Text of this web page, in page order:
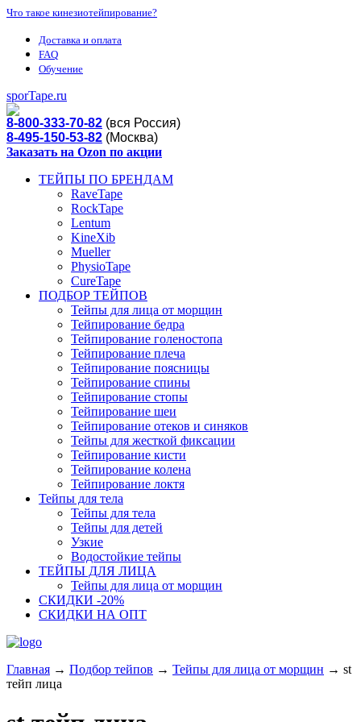
Что такое кинезиотейпирование?
Доставка и оплата
FAQ
Обучение
sporTape.ru
8-800-333-70-82 (вся Россия)
8-495-150-53-82 (Москва)
Заказать на Ozon по акции
ТЕЙПЫ ПО БРЕНДАМ
RaveTape
RockTape
Lentum
KineXib
Mueller
PhysioTape
CureTape
ПОДБОР ТЕЙПОВ
Тейпы для лица от морщин
Тейпирование бедра
Тейпирование голеностопа
Тейпирование плеча
Тейпирование поясницы
Тейпирование спины
Тейпирование стопы
Тейпирование шеи
Тейпирование отеков и синяков
Тейпы для жесткой фиксации
Тейпирование кисти
Тейпирование колена
Тейпирование локтя
Тейпы для тела
Тейпы для тела
Тейпы для детей
Узкие
Водостойкие тейпы
ТЕЙПЫ ДЛЯ ЛИЦА
Тейпы для лица от морщин
СКИДКИ -20%
СКИДКИ НА ОПТ
Главная → Подбор тейпов → Тейпы для лица от морщин → st
тейп лица